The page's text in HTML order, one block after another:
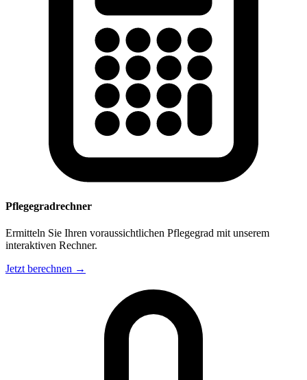
Pflegegradrechner
Ermitteln Sie Ihren voraussichtlichen Pflegegrad mit unserem
interaktiven Rechner.
Jetzt berechnen →